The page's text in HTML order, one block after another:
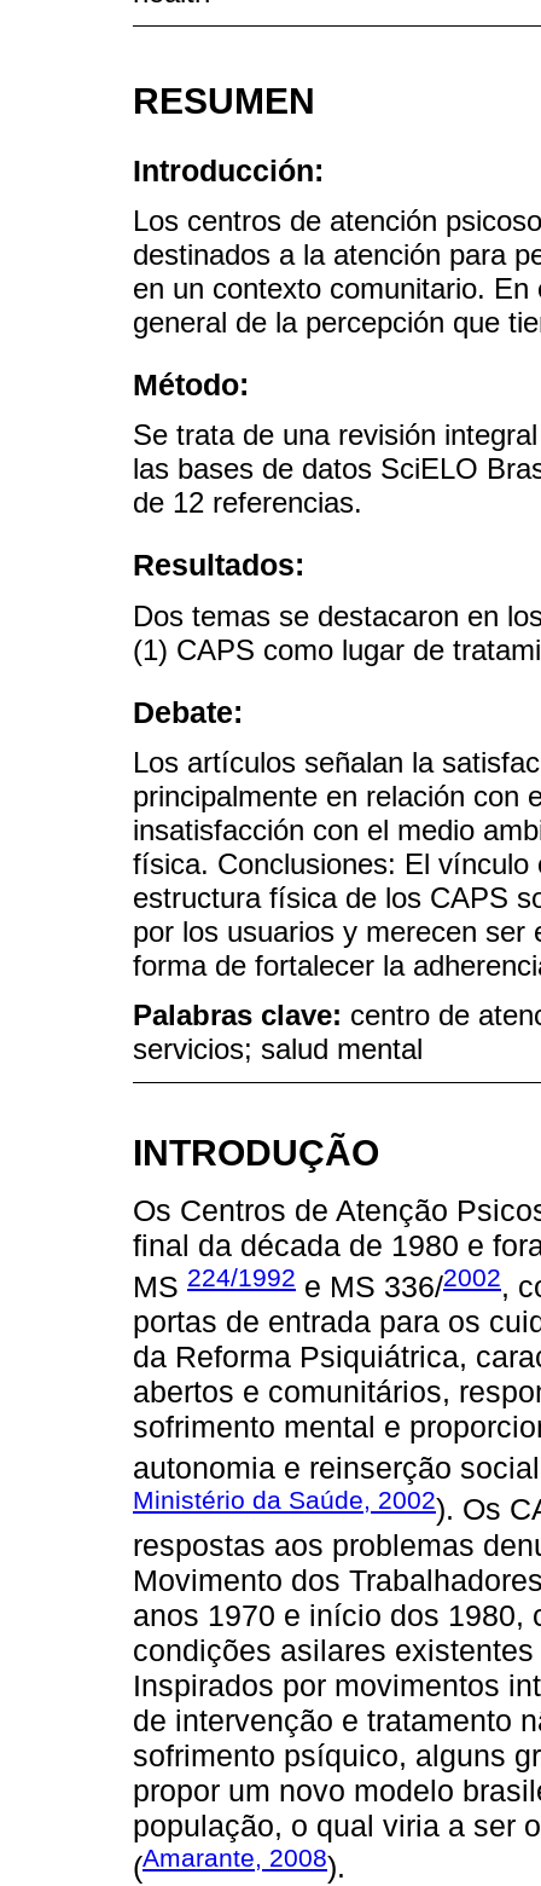
RESUMEN
Introducción:
Los centros de atención
destinados a la atención para
en un contexto comunitario.
general de la percepción que
Método:
Se trata de una revisión
las bases de datos SciELO
de 12 referencias.
Resultados:
Dos temas se destacaron en
(1) CAPS como lugar de
Debate:
Los artículos señalan la
principalmente en relación con
insatisfacción con el medio
física. Conclusiones: El
estructura física de los CAPS
por los usuarios y merecen ser
forma de fortalecer la
Palabras clave: centro de
servicios; salud mental
INTRODUÇÃO
Os Centros de Atenção
final da década de 1980 e
MS 224/1992 e MS 336/2002,
portas de entrada para os
da Reforma Psiquiátrica,
abertos e comunitários,
sofrimento mental e
autonomia e reinserção
Ministério da Saúde, 2002). Os
respostas aos problemas
Movimento dos
anos 1970 e início dos 1980,
condições asilares
Inspirados por movimentos
de intervenção e tratamento
sofrimento psíquico, alguns
propor um novo modelo
população, o qual viria a ser
(Amarante, 2008).